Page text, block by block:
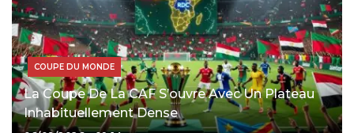
COUPE DU MONDE
La Coupe De La CAF S’ouvre Avec Un Plateau
Inhabituellement Dense